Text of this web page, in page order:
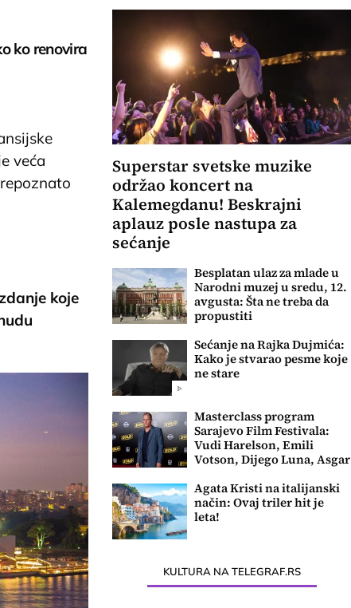
ko renovira
veća
koje
Superstar svetske muzike
održao koncert na
Kalemegdanu! Beskrajni
aplauz posle nastupa za
sećanje
Besplatan ulaz za mlade u
Narodni muzej u sredu, 12.
avgusta: Šta ne treba da
propustiti
Sećanje na Rajka Dujmića:
Kako je stvarao pesme koje
ne stare
Masterclass program
Sarajevo Film Festivala:
Vudi Harelson, Emili
Votson, Dijego Luna, Asgar
Agata Kristi na italijanski
način: Ovaj triler hit je
leta!
KULTURA NA TELEGRAF.RS